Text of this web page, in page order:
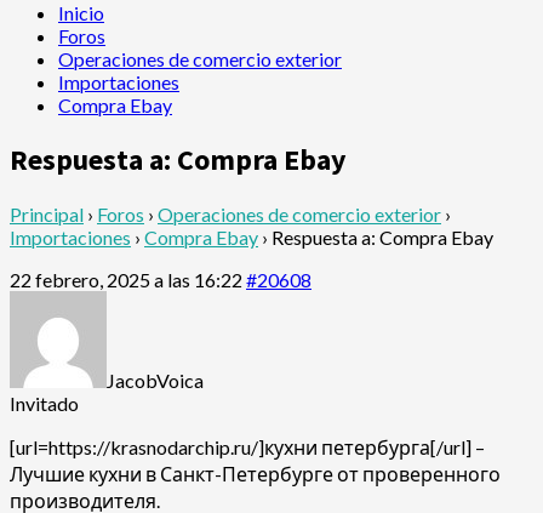
Inicio
Foros
Operaciones de comercio exterior
Importaciones
Compra Ebay
Respuesta a: Compra Ebay
Principal › Foros › Operaciones de comercio exterior ›
Importaciones › Compra Ebay › Respuesta a: Compra Ebay
22 febrero, 2025 a las 16:22 #20608
JacobVoica
Invitado
[url=https://krasnodarchip.ru/]кухни петербурга[/url] –
Лучшие кухни в Санкт-Петербурге от проверенного
производителя.